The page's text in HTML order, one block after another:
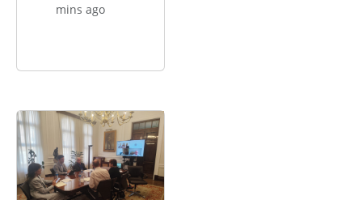
mins ago